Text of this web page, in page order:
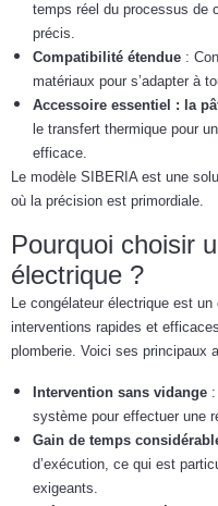
temps réel du processus de
précis.
Compatibilité étendue :
matériaux pour s’adapter à
Accessoire essentiel : la
le transfert thermique pour
efficace.
Le modèle SIBERIA est une
où la précision est primordiale.
Pourquoi choisir
électrique ?
Le congélateur électrique est
interventions rapides et
plomberie. Voici ses principaux
Intervention sans vidange
système pour effectuer une
Gain de temps
d’exécution, ce qui est
exigeants.